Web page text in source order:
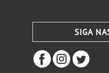
SIGA